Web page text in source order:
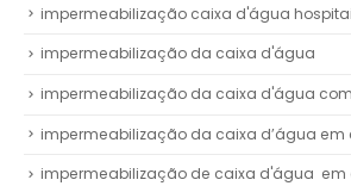
impermeabilização caixa d'água
impermeabilização da caixa d'água
impermeabilização da caixa d'água
impermeabilização da caixa d’água em
impermeabilização de caixa d'água